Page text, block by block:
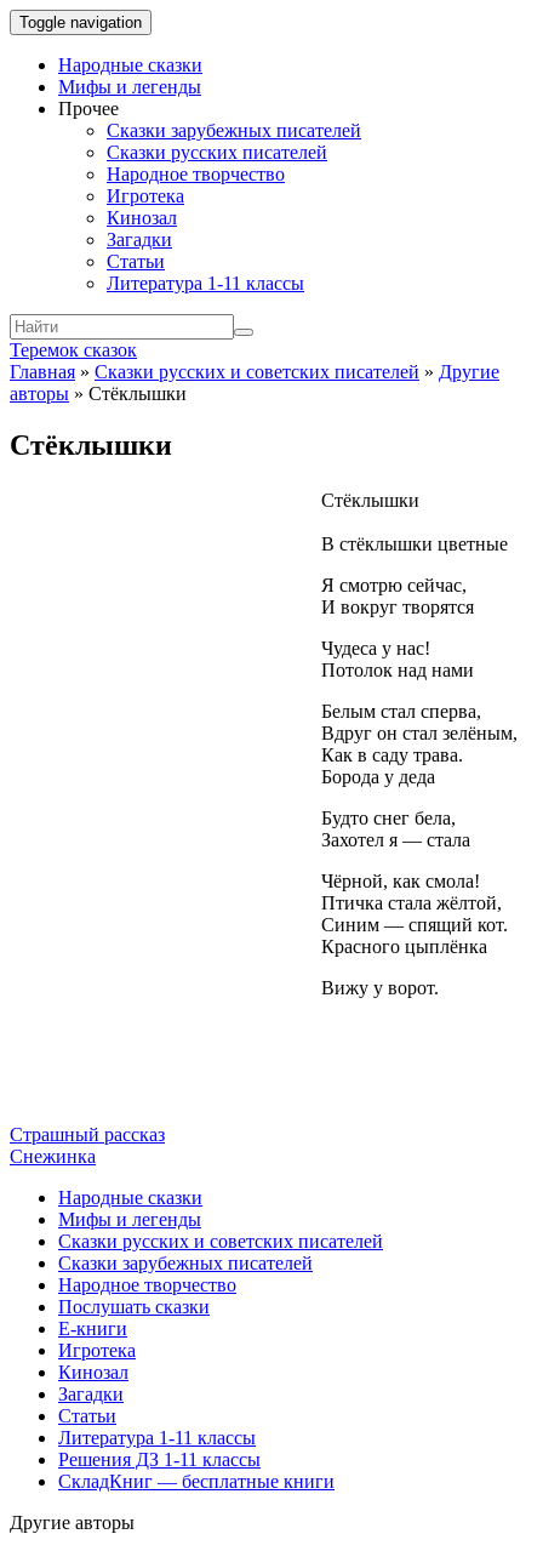
Toggle navigation
Народные сказки
Мифы и легенды
Прочее
Сказки зарубежных писателей
Сказки русских писателей
Народное творчество
Игротека
Кинозал
Загадки
Статьи
Литература 1-11 классы
Теремок сказок
Главная » Сказки русских и советских писателей » Другие
авторы » Стёклышки
Стёклышки
Стёклышки
В стёклышки цветные
Я смотрю сейчас,
И вокруг творятся
Чудеса у нас!
Потолок над нами
Белым стал сперва,
Вдруг он стал зелёным,
Как в саду трава.
Борода у деда
Будто снег бела,
Захотел я — стала
Чёрной, как смола!
Птичка стала жёлтой,
Синим — спящий кот.
Красного цыплёнка
Вижу у ворот.
Страшный рассказ
Снежинка
Народные сказки
Мифы и легенды
Сказки русских и советских писателей
Сказки зарубежных писателей
Народное творчество
Послушать сказки
Е-книги
Игротека
Кинозал
Загадки
Статьи
Литература 1-11 классы
Решения ДЗ 1-11 классы
СкладКниг — бесплатные книги
Другие авторы